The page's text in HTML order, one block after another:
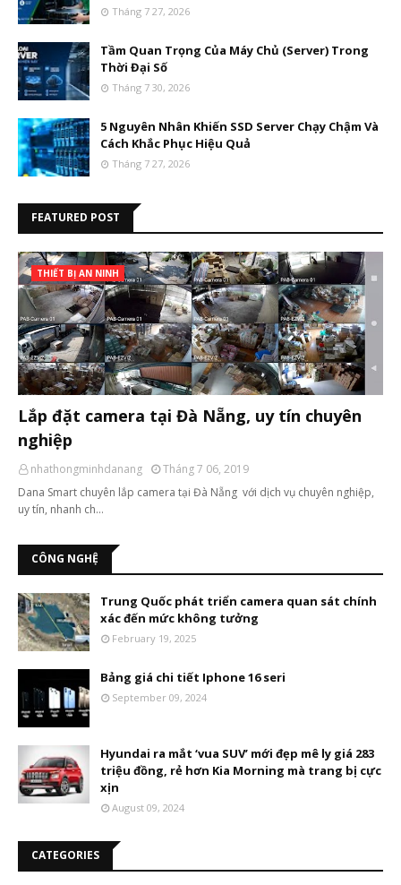
Tháng 7 27, 2026
Tầm Quan Trọng Của Máy Chủ (Server) Trong
Thời Đại Số
Tháng 7 30, 2026
5 Nguyên Nhân Khiến SSD Server Chạy Chậm Và
Cách Khắc Phục Hiệu Quả
Tháng 7 27, 2026
FEATURED POST
THIẾT BỊ AN NINH
Lắp đặt camera tại Đà Nẵng, uy tín chuyên
nghiệp
nhathongminhdanang
Tháng 7 06, 2019
Dana Smart chuyên lắp camera tại Đà Nẵng với dịch vụ chuyên nghiệp,
uy tín, nhanh ch…
CÔNG NGHỆ
Trung Quốc phát triển camera quan sát chính
xác đến mức không tưởng
February 19, 2025
Bảng giá chi tiết Iphone 16 seri
September 09, 2024
Hyundai ra mắt ‘vua SUV’ mới đẹp mê ly giá 283
triệu đồng, rẻ hơn Kia Morning mà trang bị cực
xịn
August 09, 2024
CATEGORIES